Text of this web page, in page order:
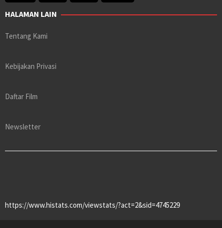
HALAMAN LAIN
Tentang Kami
Kebijakan Privasi
Daftar Film
Newsletter
https://www.histats.com/viewstats/?act=2&sid=4745229